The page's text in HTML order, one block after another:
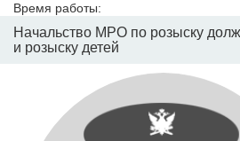
Время работы:
Начальство МРО по розыску
и розыску детей